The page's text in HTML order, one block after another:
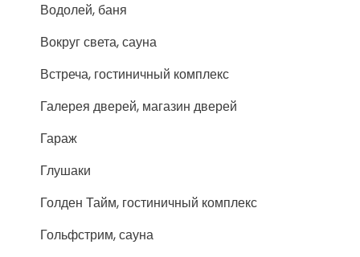
Водолей, баня
Вокруг света, сауна
Встреча, гостиничный комплекс
Галерея дверей, магазин дверей
Гараж
Глушаки
Голден Тайм, гостиничный комплекс
Гольфстрим, сауна